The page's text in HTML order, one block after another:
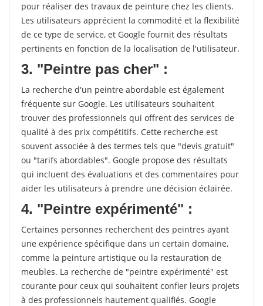
pour réaliser des travaux de peinture chez les clients.
Les utilisateurs apprécient la commodité et la flexibilité
de ce type de service, et Google fournit des résultats
pertinents en fonction de la localisation de l'utilisateur.
3. "Peintre pas cher" :
La recherche d'un peintre abordable est également
fréquente sur Google. Les utilisateurs souhaitent
trouver des professionnels qui offrent des services de
qualité à des prix compétitifs. Cette recherche est
souvent associée à des termes tels que "devis gratuit"
ou "tarifs abordables". Google propose des résultats
qui incluent des évaluations et des commentaires pour
aider les utilisateurs à prendre une décision éclairée.
4. "Peintre expérimenté" :
Certaines personnes recherchent des peintres ayant
une expérience spécifique dans un certain domaine,
comme la peinture artistique ou la restauration de
meubles. La recherche de "peintre expérimenté" est
courante pour ceux qui souhaitent confier leurs projets
à des professionnels hautement qualifiés. Google